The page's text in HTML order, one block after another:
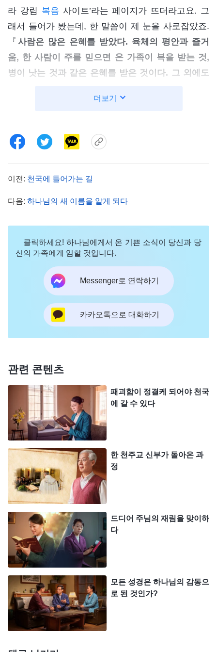
라 강림 복음 사이트’라는 페이지가 뜨더라고요. 그
래서 들어가 봤는데, 한 말씀이 제 눈을 사로잡았죠.
『 사람은 많은 은혜를 받았다. 육체의 평안과 즐거
움, 한 사람이 주를 믿으면 온 가족이 복을 받는 것,
병이 낫는 것과 같은 은혜를 받은 것이다. 그 외에도
에 들어선 신자였다. 그런 신자만이 죽어서 하늘나라
다. 하지만 그들은 살아생전에 생명의 도를 전혀 알
지 못했고, 그저 죄를 짓고 자복하기만을 반복할 뿐,
성품이 변화되는 길은 없었다. 은혜시대의 사람들은
그런 상태였다. 사람이 완전히 구원을 받았느냐? 그
렇지 않다! 그러므로 그 단계 사역이 끝난 후에 또 한
는 말씀을 통해 사람을 정결케 하고 사람이 실행할
길을 얻게 한다. 이 단계에서도 귀신을 쫓아낸다면
아무런 성과도, 의미도 없을 것이다. 사람이 죄성을
벗어 버리지 못하고 그저 죄 사함을 받은 기초에만
머물러 있게 되기 때문이다. 사람은 속죄 제물을 통
해 이미 죄 사함을 받았다. 십자가 사역이 끝났고 하
나님이 사탄을 이겼기 때문이다. 하지만 사람 안에는
패괴 성품이 아직 존재한다. 사람은 여전히 죄를 짓
지 못했다. 그러므로 이번 사역은 말씀으로 사람의
패괴 성품을 들추어내어 사람이 적합한 길을 따라 실
행하게 하는 것이다. 이 단계 사역은 이전 단계의 사
역보다 더 큰 의의를 가지고 있으며 성과도 더 크다.
지금은 말씀으로 직접 사람에게 생명을 공급해 사람
때문이다. 그러므로 마지막 성육신은 하나님이 성육
신한 의의를 완전케 하였고, 사람을 구원하는 하나님
의 경륜을 확실히 완성하였다고 하는 것이다.
서)
이 말씀에서 예수 믿는 우리의 현상태를 말해주고
있더라구요. 너무 흥분됐어요. 이 말씀을 완전하게
이해하진 못했지만 그래도 정결케 되고 변화될 수 있
다는 희망이 보이더라고요.
께 너무 감사했어요. 말씀을 좀 더 봤는데, 내용이 정
말 너무 좋은 거에요. 정말 메마른 제 영혼에 단비가
내리고 적셔지는 느낌이 들었어요. 여기라면 제 궁금
증을 풀어줄 수 있지 않을까 싶더라고요. 사이트 아
더보기
이전: 천국에 들어가는 길
다음: 하나님의 새 이름을 알게 되다
클릭하세요! 하나님에게서 온 기쁜 소식이 당신과 당
신의 가족에게 임할 것입니다.
Messenger로 연락하기
카카오톡으로 대화하기
관련 콘텐츠
패괴함이 정결케 되어야 천국
에 갈 수 있다
한 천주교 신부가 돌아온 과
정
드디어 주님의 재림을 맞이하
다
모든 성경은 하나님의 감동으
로 된 것인가?